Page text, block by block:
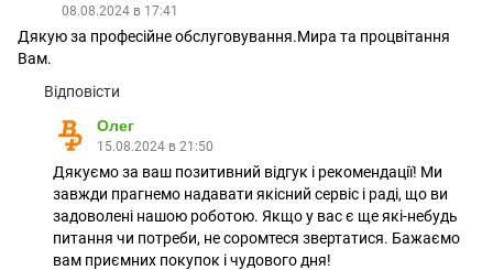
08.08.2024 в 17:41
Дякую за професійне обслуговування.Мира та процвітання
Вам.
Відповісти
Олег
15.08.2024 в 21:50
Дякуємо за ваш позитивний відгук і рекомендації! Ми
завжди прагнемо надавати якісний сервіс і раді, що ви
задоволені нашою роботою. Якщо у вас є ще які-небудь
питання чи потреби, не соромтеся звертатися. Бажаємо
вам приємних покупок і чудового дня!